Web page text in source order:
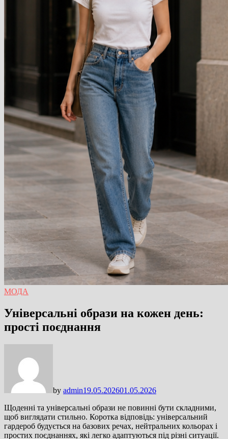
МОДА
Універсальні образи на кожен день:
прості поєднання
by admin19.05.202601.05.2026
Щоденні та універсальні образи не повинні бути складними,
щоб виглядати стильно. Коротка відповідь: універсальний
гардероб будується на базових речах, нейтральних кольорах і
простих поєднаннях, які легко адаптуються під різні ситуації.